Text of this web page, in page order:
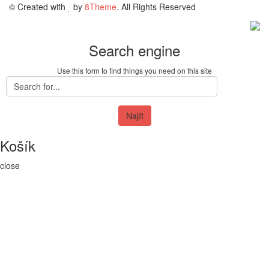
© Created with
by 8Theme. All Rights Reserved
Search engine
Use this form to find things you need on this site
Najít
Košík
close